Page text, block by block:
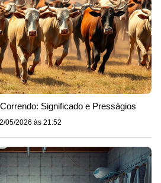
Significado e Presságios
05/2026 às 21:52